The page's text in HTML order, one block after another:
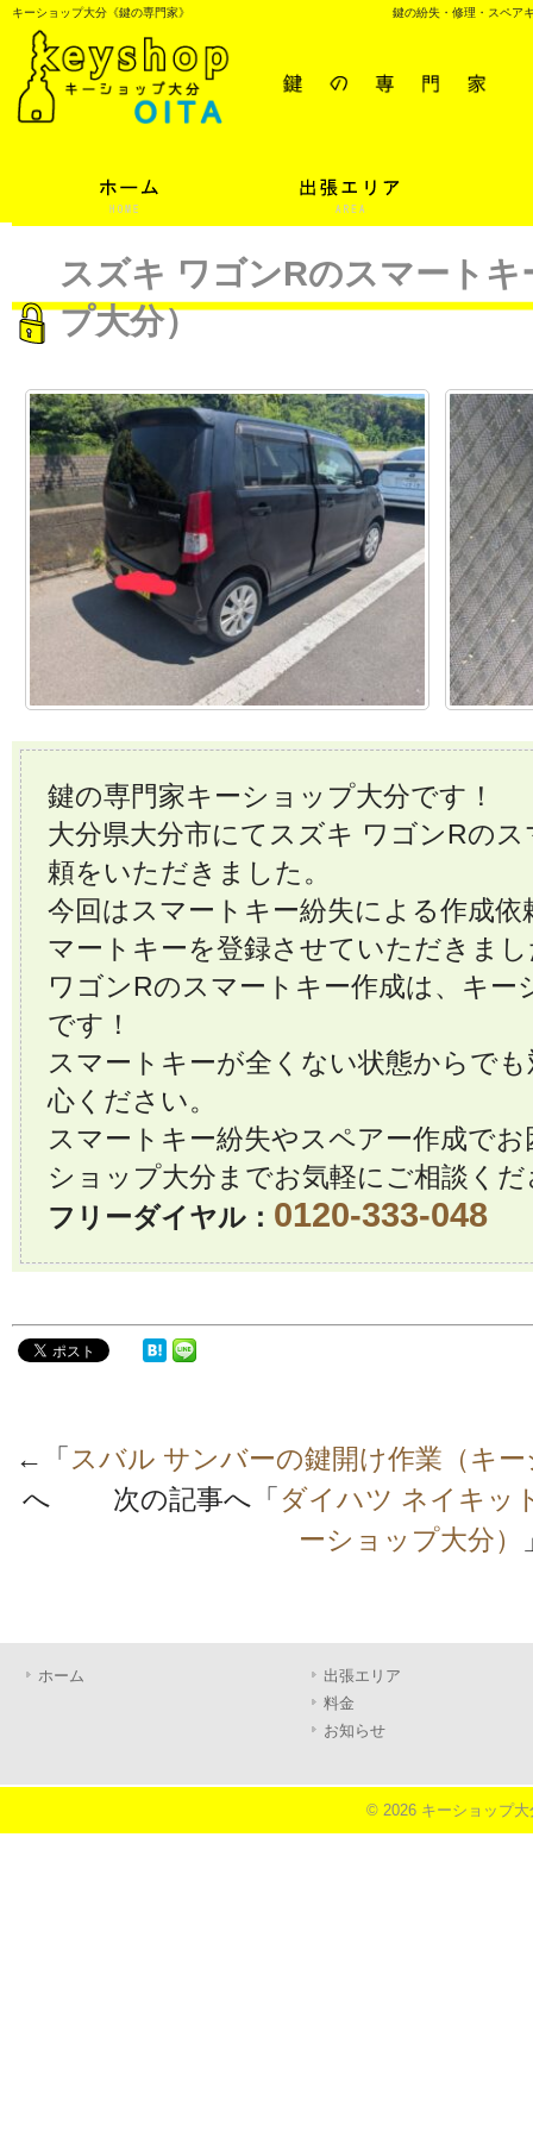
キーショップ大分《鍵の専門家》 鍵の紛失・修理・スペア
スズキ ワゴンRのスマート
プ大分）
鍵の専門家キーショップ大分です！
大分県大分市にてスズキ ワゴンRの
頼をいただきました。
今回はスマートキー紛失による作成
マートキーを登録させていただきま
ワゴンRのスマートキー作成は、キー
です！
スマートキーが全くない状態からで
心ください。
スマートキー紛失やスペアー作成で
ショップ大分までお気軽にご相談く
フリーダイヤル： 0120-333-048
←「スバル サンバーの鍵開け作業（キ
へ 次の記事へ「ダイハツ ネイキッ
ーショップ大分）
ホーム
出張エリア
料金
お知らせ
© 2026 キーショップ